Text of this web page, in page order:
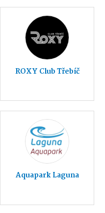
ROXY Club Třebíč
Aquapark Laguna